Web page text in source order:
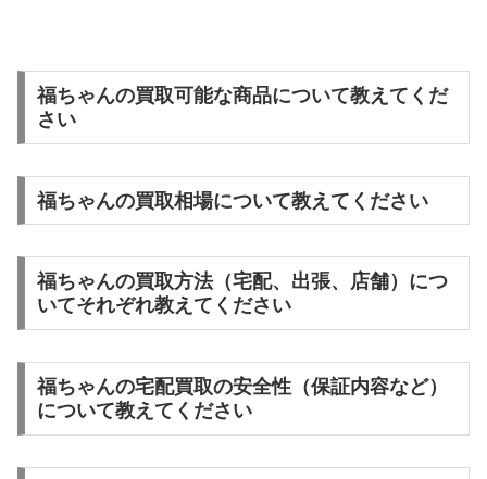
福ちゃんの買取可能な商品について教えてくだ
さい
福ちゃんの買取相場について教えてください
福ちゃんの買取方法（宅配、出張、店舗）につ
いてそれぞれ教えてください
福ちゃんの宅配買取の安全性（保証内容など）
について教えてください